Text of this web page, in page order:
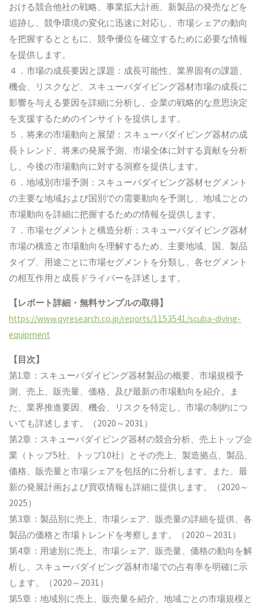
おける競合他社の戦略、事業拡大計画、新製品の発売などを
追跡し、競争環境の変化に迅速に対応し、市場シェアの動向
を把握するとともに、競争優位を確立するために必要な情報
を提供します。
４．市場の成長要因と課題：成長可能性、業界固有の課題、
機会、リスクなど、スキューバダイビング器材市場の成長に
影響を与える要因を詳細に分析し、企業の戦略的な意思決定
を支援するためのインサイトを提供します。
５．将来の市場動向と展望：スキューバダイビング器材の成
長トレンド、将来の発展予測、市場全体に対する貢献を分析
し、今後の市場動向に対する洞察を提供します。
６．地域別市場予測：スキューバダイビング器材セグメント
の主要な地域および国別での需要動向を予測し、地域ごとの
市場動向を詳細に把握するための情報を提供します。
７．市場セグメントと構造分析：スキューバダイビング器材
市場の構造と市場動向を理解するため、主要地域、国、製品
タイプ、用途ごとに市場セグメントを分類し、各セグメント
の相互作用と成長ドライバーを詳述します。
【レポート詳細・無料サンプルの取得】
https://www.qyresearch.co.jp/reports/1153541/scuba-diving-
equipment
【目次】
第1章：スキューバダイビング器材製品の概要、市場規模予
測、売上、販売量、価格、及び最新の市場動向を紹介。ま
た、業界推進要因、機会、リスクを特定し、市場の制約につ
いても詳述します。（2020～2031）
第2章：スキューバダイビング器材の競合分析、売上トップ企
業（トップ5社、トップ10社）とその売上、製造拠点、製品、
価格、販売量と市場シェアを包括的に分析します。また、最
新の発展計画および買収情報も詳細に提供します。（2020～
2025）
第3章：製品別に売上、市場シェア、販売量の詳細を提供、各
製品の価格と市場トレンドを考察します。（2020～2031）
第4章：用途別に売上、市場シェア、販売量、価格の動向を解
析し、スキューバダイビング器材市場での占有率を明確に示
します。（2020～2031）
第5章：地域別に売上、販売量を紹介、地域ごとの市場規模と